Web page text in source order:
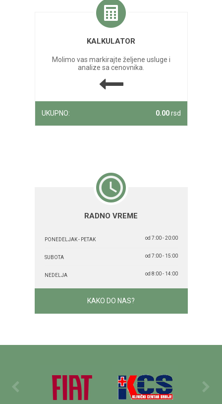
KALKULATOR
Molimo vas markirajte željene usluge i
analize sa cenovnika.
UKUPNO: 0.00rsd
RADNO VREME
PONEDELJAK - PETAK od 7:00 - 20:00
SUBOTA od 7:00 - 15:00
NEDELJA od 8:00 - 14:00
KAKO DO NAS?